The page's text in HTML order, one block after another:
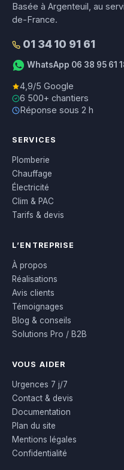
Basée à Argenteuil, au
de-France.
01 34 10 91 61
WhatsApp 06 38 95 61
4,9/5 Google
6 500+ chantiers
Réponse sous 2 h
SERVICES
Plomberie
Chauffage
Électricité
Clim & PAC
Tarifs & devis
L’ENTREPRISE
À propos
Réalisations
Avis clients
Témoignages
Blog & conseils
Solutions Pro / B2B
VOUS AIDER
Urgences 7 j/7
Contact & devis
Documentation
Plan du site
Mentions légales
Confidentialité